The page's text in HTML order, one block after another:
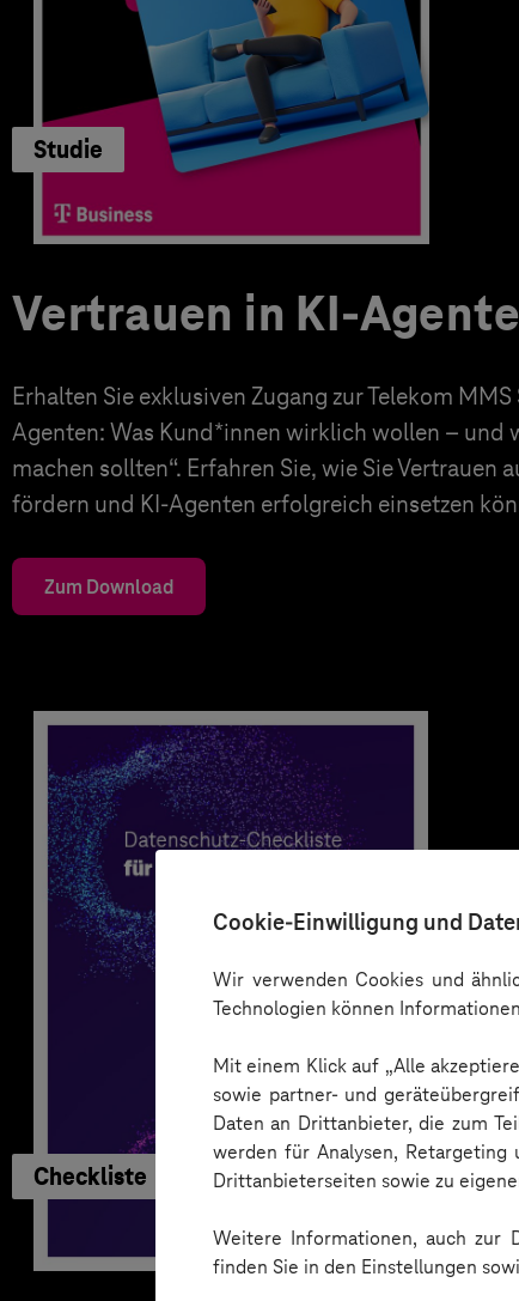
Cookie-Einwilligung und
Wir verwenden Cookies und
Technologien können
Mit einem Klick auf „Alle
sowie partner- und
Daten an Drittanbieter, die zum
werden für Analysen, Retargeting
Drittanbieterseiten sowie zu
Weitere Informationen, auch zur
finden Sie in den Einstellungen
Studie
Vertrauen in KI-
Erhalten Sie exklusiven Zugang zur Telekom
Agenten: Was Kund*innen wirklich wollen – und
machen sollten“. Erfahren Sie, wie Sie Vertrauen
fördern und KI-Agenten erfolgreich einsetzen
Zum Download
Checkliste